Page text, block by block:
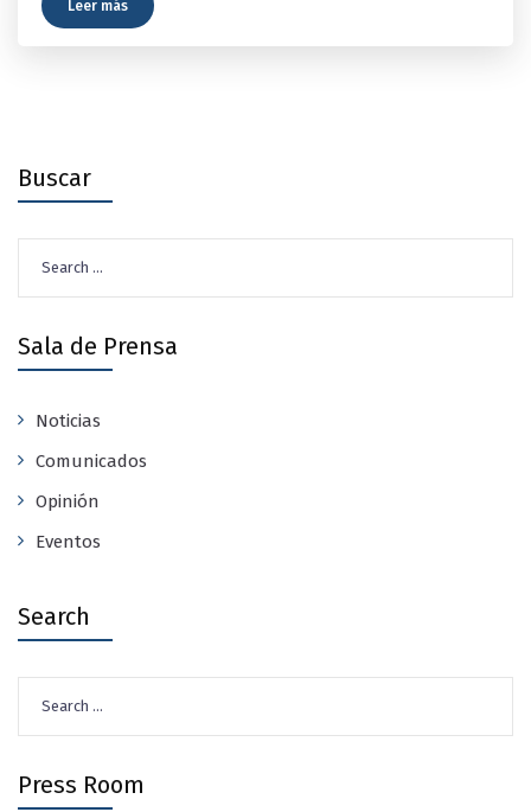
Leer más
Buscar
for:
Sala de Prensa
Noticias
Comunicados
Opinión
Eventos
Search
for:
Press Room